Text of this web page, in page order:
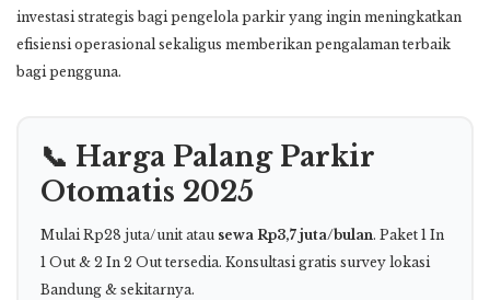
investasi strategis bagi pengelola parkir yang ingin meningkatkan
efisiensi operasional sekaligus memberikan pengalaman terbaik
bagi pengguna.
📞 Harga Palang Parkir
Otomatis 2025
Mulai Rp28 juta/unit atau sewa Rp3,7 juta/bulan. Paket 1 In
1 Out & 2 In 2 Out tersedia. Konsultasi gratis survey lokasi
Bandung & sekitarnya.